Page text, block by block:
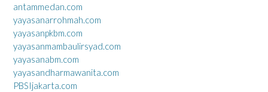
antammedan.com
yayasanarrohmah.com
yayasanpkbm.com
yayasanmambaulirsyad.com
yayasanabm.com
yayasandharmawanita.com
PBSIjakarta.com